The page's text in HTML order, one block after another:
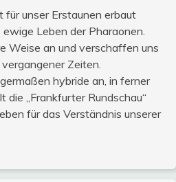
für unser Erstaunen erbaut
Leben der Pharaonen.
Weise an und verschaffen uns
Zeiten.
hybride an, in ferner
„Frankfurter Rundschau“
für das Verständnis unserer